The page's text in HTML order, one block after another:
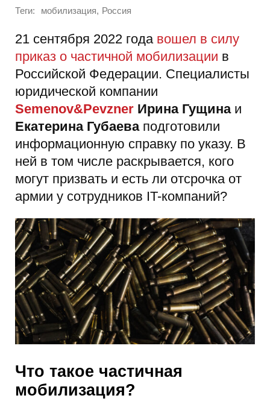
Теги: мобилизация, Россия
21 сентября 2022 года вошел в силу
приказ о частичной мобилизации в
Российской Федерации. Специалисты
юридической компании
Semenov&Pevzner Ирина Гущинаи
Екатерина Губаеваподготовили
информационную справку по указу. В
ней в том числе раскрывается, кого
могут призвать и есть ли отсрочка от
армии у сотрудников IT-компаний?
Что такое частичная
мобилизация?